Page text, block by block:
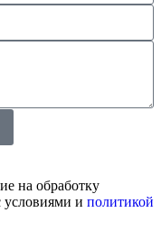
на обработку
условиями и политикой